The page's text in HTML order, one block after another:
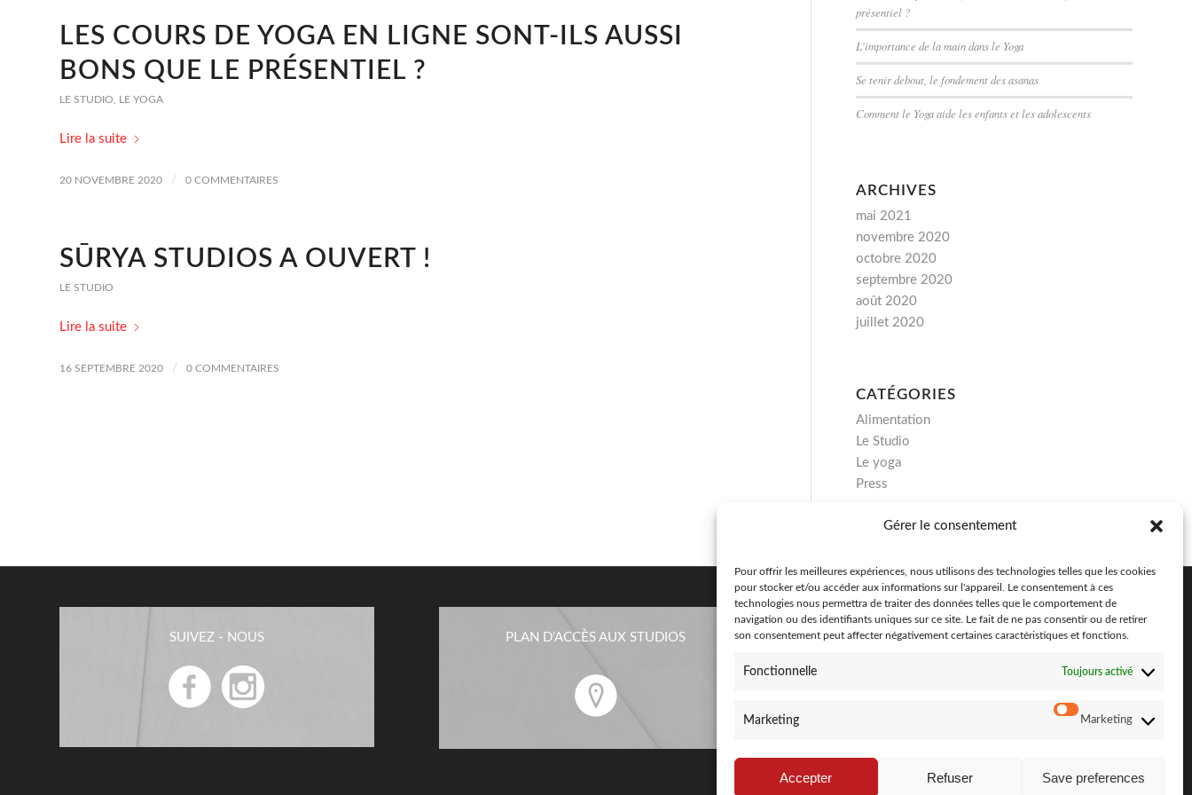
Gérer le consentement
Pour offrir les meilleures expériences, nous utilisons des technologies telles que les cookies
pour stocker et/ou accéder aux informations sur l'appareil. Le consentement à ces
technologies nous permettra de traiter des données telles que le comportement de
navigation ou des identifiants uniques sur ce site. Le fait de ne pas consentir ou de retirer
son consentement peut affecter négativement certaines caractéristiques et fonctions.
Fonctionnelle Toujours activé
Marketing Marketing
Accepter Refuser Save preferences
LES COURS DE YOGA EN LIGNE SONT-ILS AUSSI
BONS QUE LE PRÉSENTIEL ?
LE STUDIO LE YOGA
Lire la suite
20 NOVEMBRE 2020 / 0 COMMENTAIRES
SŪRYA STUDIOS A OUVERT !
LE STUDIO
Lire la suite
16 SEPTEMBRE 2020 / 0 COMMENTAIRES
présentiel ?
L’importance de la main dans le Yoga
Se tenir debout, le fondement des asanas
Comment le Yoga aide les enfants et les adolescents
ARCHIVES
mai 2021
novembre 2020
octobre 2020
septembre 2020
août 2020
juillet 2020
CATÉGORIES
Alimentation
Le Studio
Le yoga
Press
SUIVEZ - NOUS PLAN D’ACCÈS AUX STUDIOS CONTACTEZ-NOUS